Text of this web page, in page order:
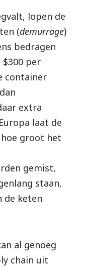
lopen de
(demurrage)
bedragen
$300 per
container
extra
laat de
groot het
gemist,
staan,
de keten
al genoeg
chain uit